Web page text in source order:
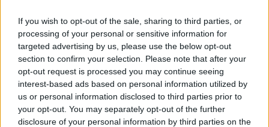
If you wish to opt-out of the sale, sharing to third parties, or
processing of your personal or sensitive information for
targeted advertising by us, please use the below opt-out
section to confirm your selection. Please note that after your
opt-out request is processed you may continue seeing
interest-based ads based on personal information utilized by
us or personal information disclosed to third parties prior to
your opt-out. You may separately opt-out of the further
disclosure of your personal information by third parties on the
δύσκολοι οι πρώτοι μήνες κι εγώ είμαι αρκετά
δύσκολη στο να βροντοφωνάζω την χαρά μου. Τα
άγχη μου και οι αγωνίες μου δεν είχαν ποτέ πιο
χαρούμενο περιτύλιγμα. Αν έχετε μια καλή
προστατευτική σκέψη για εμάς, σας ευχαριστώ ήδη
από τα βάθη της καρδιάς μου.